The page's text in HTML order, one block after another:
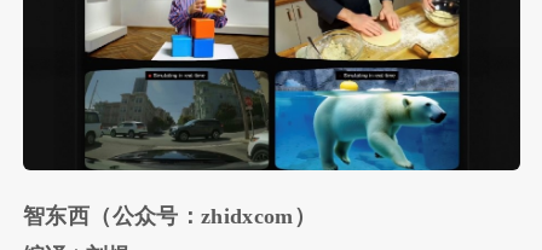
智东西（公众号：zhidxcom）